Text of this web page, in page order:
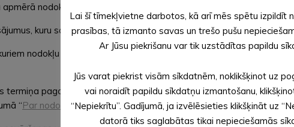
nodokļu likumos noteiktajos termiņos;
kuru samaksas termiņš pagarināts likuma “Par nodokļiem un
nodokļu administrācija ir pieņēmusi lēmumu par nokavēto
termiņa pagarinājumu, nesamaksātajai pamatparāda daļai par visu
“Par nodokļiem un nodevām” noteiktajā kārtībā.
Lai šī tīmekļvietne darbotos, kā arī mēs spētu izpildīt
prasības, tā izmanto savas un trešo pušu
Ar Jūsu piekrišanu var tik uzstādītas papildu
Jūs varat piekrist visām sīkdatnēm, noklikšķinot uz
vai noraidīt papildu sīkdatņu izmantošanu,
“Nepiekrītu”. Gadījumā, ja izvēlēsieties klikšķināt uz
datorā tiks saglabātas tikai nepieciešamās